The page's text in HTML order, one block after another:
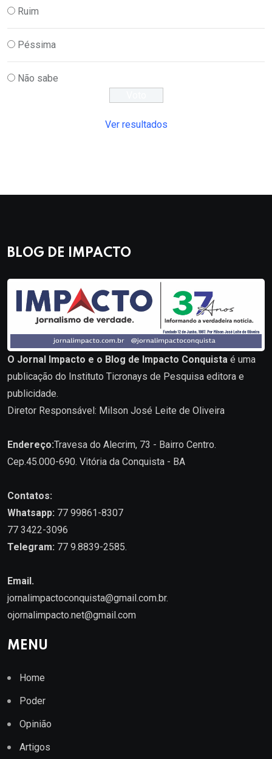
Ruim
Péssima
Não sabe
Ver resultados
BLOG DE IMPACTO
O Jornal Impacto e o Blog de Impacto Conquista é uma
publicação do Instituto Ticronays de Pesquisa editora e
publicidade.
Diretor Responsável: Milson José Leite de Oliveira
Endereço:Travesa do Alecrim, 73 - Bairro Centro.
Cep.45.000-690. Vitória da Conquista - BA
Contatos:
Whatsapp: 77 99861-8307
77 3422-3096
Telegram: 77 9.8839-2585.
Email.
jornalimpactoconquista@gmail.com.br.
ojornalimpacto.net@gmail.com
MENU
Home
Poder
Opinião
Artigos